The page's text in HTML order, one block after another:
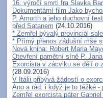
16. výročí smrti fra Slavka
Dokumentární film Jako
P. Amorth a jeho duchovní
před Satanem (24.10.2016)
* Zemřel bývalý provinciál
* Přímý přenos zádušní mše
Nová kniha: Robert Maria
Otevření pamětní síně P.
Exorcista v zácviku se dělí o
(28.09.2016)
V Itálii přibývá žádostí o
Ano a rád, i když je to těžké -
Zemřel exorcista páter Gabriel